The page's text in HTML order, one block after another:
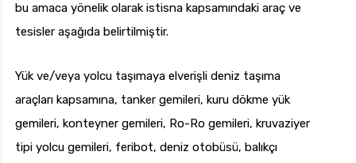
bu amaca yönelik olarak istisna kapsamındaki araç ve
tesisler aşağıda belirtilmiştir.
Yük ve/veya yolcu taşımaya elverişli deniz taşıma
araçları kapsamına, tanker gemileri, kuru dökme yük
gemileri, konteyner gemileri, Ro-Ro gemileri, kruvaziyer
tipi yolcu gemileri, feribot, deniz otobüsü, balıkçı